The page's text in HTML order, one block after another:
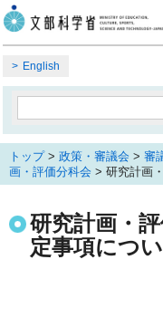
English
トップ> 政策・審議会 > 審
画・評価分科会 > 研究計画
研究計画・
定事項につ